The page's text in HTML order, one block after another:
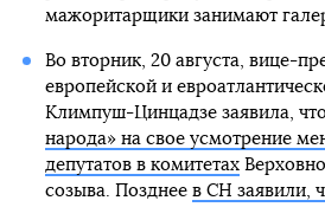
мажоритарщики занимают
Во вторник, 20 августа, вице-
европейской и
Климпуш-Цинцадзе заявила,
народа» на свое усмотрение
депутатов в комитетах
созыва. Позднее в СН заявили,